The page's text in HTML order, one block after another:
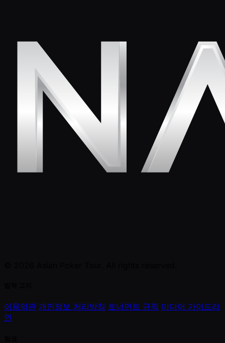
이용약관 개인정보 처리방침 토너먼트 규칙 미디어 가이드라
인